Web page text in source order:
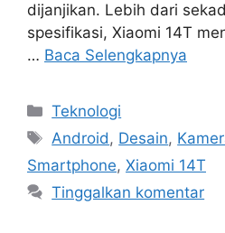
dijanjikan. Lebih dari
spesifikasi, Xiaomi 14T
… Baca Selengkapnya
Kategori
Teknologi
Tag
Android, Desain,
Smartphone, Xiaomi 14T
Tinggalkan komentar